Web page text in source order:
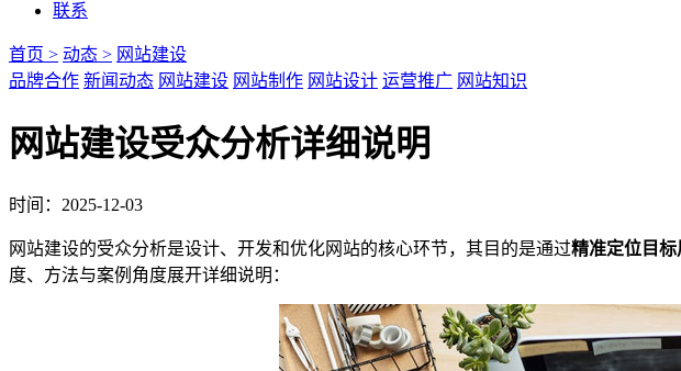
联系
首页 > 动态 > 网站建设
品牌合作 新闻动态 网站建设 网站制作 网站设计 运营推广 网站知识
网站建设受众分析详细说明
时间：2025-12-03
网站建设的受众分析是设计、开发和优化网站的核心环节，其目的是通过精准定位目标
度、方法与案例角度展开详细说明：